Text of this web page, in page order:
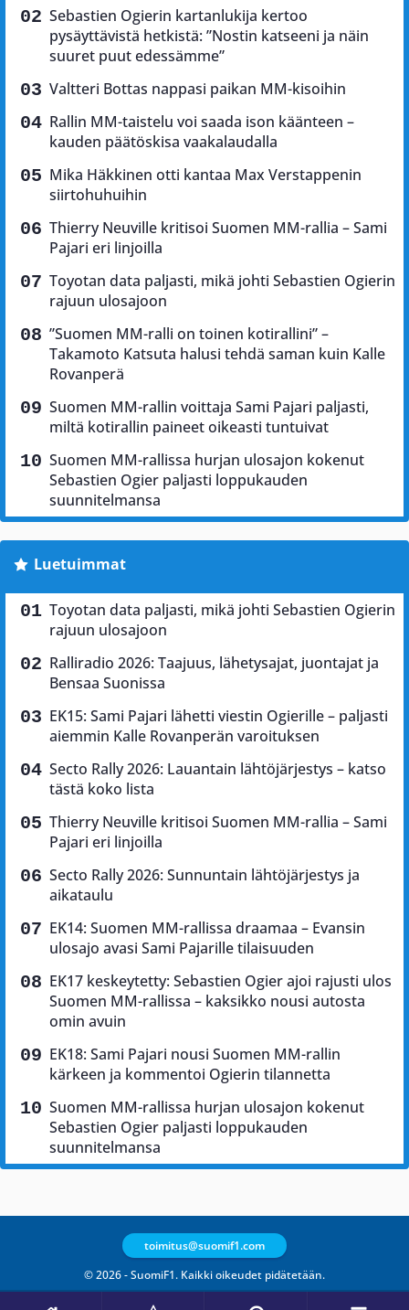
Sebastien Ogierin kartanlukija kertoo
pysäyttävistä hetkistä: ”Nostin katseeni ja näin
suuret puut edessämme”
Valtteri Bottas nappasi paikan MM-kisoihin
Rallin MM-taistelu voi saada ison käänteen –
kauden päätöskisa vaakalaudalla
Mika Häkkinen otti kantaa Max Verstappenin
siirtohuhuihin
Thierry Neuville kritisoi Suomen MM-rallia – Sami
Pajari eri linjoilla
Toyotan data paljasti, mikä johti Sebastien Ogierin
rajuun ulosajoon
”Suomen MM-ralli on toinen kotirallini” –
Takamoto Katsuta halusi tehdä saman kuin Kalle
Rovanperä
Suomen MM-rallin voittaja Sami Pajari paljasti,
miltä kotirallin paineet oikeasti tuntuivat
Suomen MM-rallissa hurjan ulosajon kokenut
Sebastien Ogier paljasti loppukauden
suunnitelmansa
Luetuimmat
Toyotan data paljasti, mikä johti Sebastien Ogierin
rajuun ulosajoon
Ralliradio 2026: Taajuus, lähetysajat, juontajat ja
Bensaa Suonissa
EK15: Sami Pajari lähetti viestin Ogierille – paljasti
aiemmin Kalle Rovanperän varoituksen
Secto Rally 2026: Lauantain lähtöjärjestys – katso
tästä koko lista
Thierry Neuville kritisoi Suomen MM-rallia – Sami
Pajari eri linjoilla
Secto Rally 2026: Sunnuntain lähtöjärjestys ja
aikataulu
EK14: Suomen MM-rallissa draamaa – Evansin
ulosajo avasi Sami Pajarille tilaisuuden
EK17 keskeytetty: Sebastien Ogier ajoi rajusti ulos
Suomen MM-rallissa – kaksikko nousi autosta
omin avuin
EK18: Sami Pajari nousi Suomen MM-rallin
kärkeen ja kommentoi Ogierin tilannetta
Suomen MM-rallissa hurjan ulosajon kokenut
Sebastien Ogier paljasti loppukauden
suunnitelmansa
© 2026 - SuomiF1. Kaikki oikeudet pidätetään.
toimitus@suomif1.com